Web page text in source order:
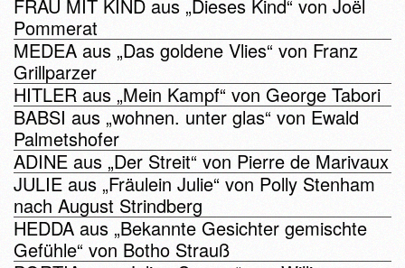
FRAU MIT KIND aus „Dieses Kind“ von Joël
Pommerat
MEDEA aus „Das goldene Vlies“ von Franz
Grillparzer
HITLER aus „Mein Kampf“ von George Tabori
BABSI aus „wohnen. unter glas“ von Ewald
Palmetshofer
ADINE aus „Der Streit“ von Pierre de Marivaux
JULIE aus „Fräulein Julie“ von Polly Stenham
nach August Strindberg
HEDDA aus „Bekannte Gesichter gemischte
Gefühle“ von Botho Strauß